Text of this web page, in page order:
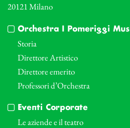
20121 Milano
Orchestra I Pomeriggi
Storia
Direttore Artistico
Direttore emerito
Professori d’Orchestra
Eventi Corporate
Le aziende e il teatro